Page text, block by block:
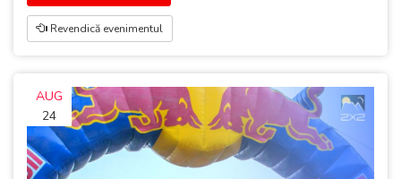
Revendică evenimentul
AUG
24